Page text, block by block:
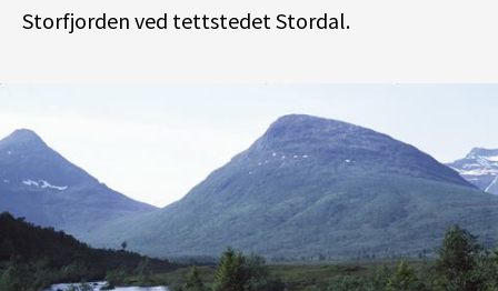
Storfjorden ved tettstedet Stordal.